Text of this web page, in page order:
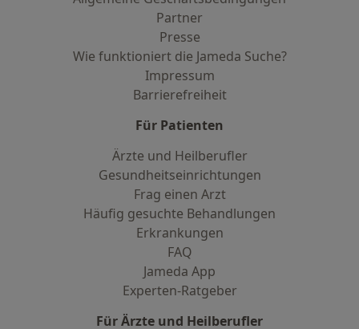
Partner
Presse
Wie funktioniert die Jameda Suche?
Impressum
Barrierefreiheit
Für Patienten
Ärzte und Heilberufler
Gesundheitseinrichtungen
Frag einen Arzt
Häufig gesuchte Behandlungen
Erkrankungen
FAQ
Jameda App
Experten-Ratgeber
Für Ärzte und Heilberufler